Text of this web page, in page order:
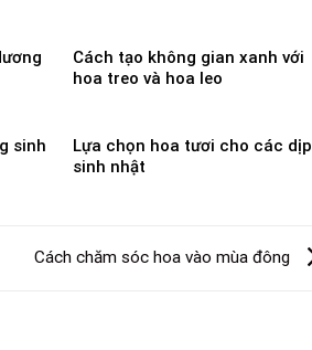
Cách tạo không gian xanh với
hoa treo và hoa leo
sinh
Lựa chọn hoa tươi cho các dịp
sinh nhật
Cách chăm sóc hoa vào mùa đông